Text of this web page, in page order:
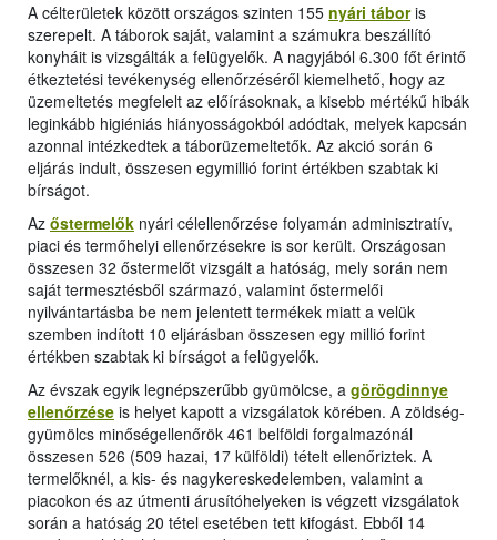
A célterületek között országos szinten 155 nyári táboris
szerepelt. A táborok saját, valamint a számukra beszállító
konyháit is vizsgálták a felügyelők. A nagyjából 6.300 főt érintő
étkeztetési tevékenység ellenőrzéséről kiemelhető, hogy az
üzemeltetés megfelelt az előírásoknak, a kisebb mértékű hibák
leginkább higiéniás hiányosságokból adódtak, melyek kapcsán
azonnal intézkedtek a táborüzemeltetők. Az akció során 6
eljárás indult, összesen egymillió forint értékben szabtak ki
bírságot.
Az őstermelők nyári célellenőrzése folyamán adminisztratív,
piaci és termőhelyi ellenőrzésekre is sor került. Országosan
összesen 32 őstermelőt vizsgált a hatóság, mely során nem
saját termesztésből származó, valamint őstermelői
nyilvántartásba be nem jelentett termékek miatt a velük
szemben indított 10 eljárásban összesen egy millió forint
értékben szabtak ki bírságot a felügyelők.
Az évszak egyik legnépszerűbb gyümölcse, a görögdinnye
ellenőrzése is helyet kapott a vizsgálatok körében. A zöldség-
gyümölcs minőségellenőrök 461 belföldi forgalmazónál
összesen 526 (509 hazai, 17 külföldi) tételt ellenőriztek. A
termelőknél, a kis- és nagykereskedelemben, valamint a
piacokon és az útmenti árusítóhelyeken is végzett vizsgálatok
során a hatóság 20 tétel esetében tett kifogást. Ebből 14